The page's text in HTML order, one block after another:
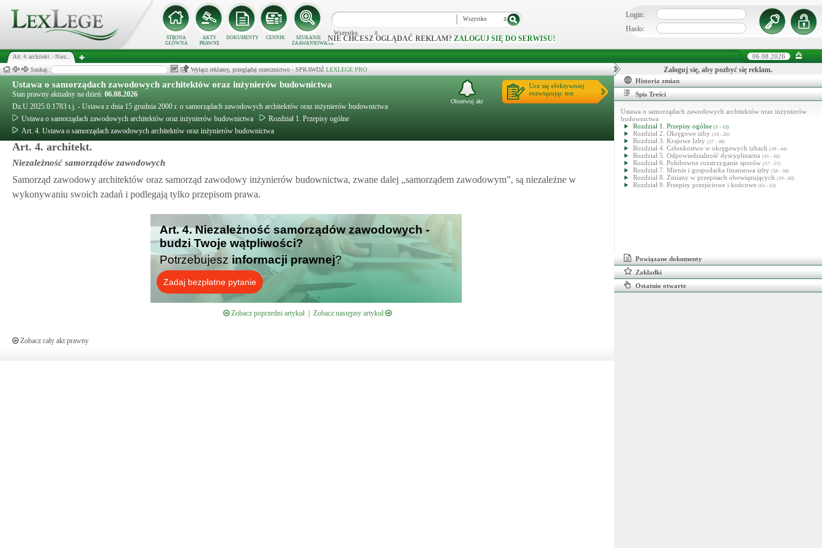
STRONA
GŁÓWNA
AKTY
PRAWNE
DOKUMENTY CENNIK
SZUKANIE
ZAAWANSOWANE
Wszystko
Wszystko
NIE CHCESZ OGLĄDAĆ REKLAM? ZALOGUJ SIĘ DO SERWISU!
Login:
Hasło:
Art. 4. architekt. - Niez... 06.08.2026
Szukaj: Wyłącz reklamy, przeglądaj orzecznictwo - SPRAWDŹ LEXLEGE PRO
Ustawa o samorządach zawodowych architektów oraz inżynierów budownictwa
Stan prawny aktualny na dzień: 06.08.2026
Dz.U.2025.0.1783 t.j. - Ustawa z dnia 15 grudnia 2000 r. o samorządach zawodowych architektów oraz inżynierów budownictwa
Ustawa o samorządach zawodowych architektów oraz inżynierów budownictwa
Rozdział 1. Przepisy ogólne
Art. 4. Ustawa o samorządach zawodowych architektów oraz inżynierów budownictwa
Ucz się efektywniej
rozwiązując test
Obserwuj akt
Art. 4. architekt.
Niezależność samorządów zawodowych
Samorząd zawodowy architektów oraz samorząd zawodowy inżynierów budownictwa, zwane dalej „samorządem zawodowym”, są niezależne w
wykonywaniu swoich zadań i podlegają tylko przepisom prawa.
Art. 4. Niezależność samorządów zawodowych -
budzi Twoje wątpliwości?
Potrzebujesz informacji prawnej?
Zadaj bezpłatne pytanie
Zobacz poprzedni artykuł| Zobacz następny artykuł
Zobacz cały akt prawny
Zaloguj się, aby pozbyć się reklam.
Historia zmian
Spis Treści
Ustawa o samorządach zawodowych architektów oraz inżynierów
budownictwa
Rozdział 1. Przepisy ogólne (1 - 13)
Rozdział 2. Okręgowe izby (14 - 26)
Rozdział 3. Krajowe Izby (27 - 38)
Rozdział 4. Członkostwo w okręgowych izbach (39 - 44)
Rozdział 5. Odpowiedzialność dyscyplinarna (45 - 56)
Rozdział 6. Polubowne rozstrzyganie sporów (57 - 57)
Rozdział 7. Mienie i gospodarka finansowa izby (58 - 58)
Rozdział 8. Zmiany w przepisach obowiązujących (59 - 60)
Rozdział 9. Przepisy przejściowe i końcowe (61 - 63)
Powiązane dokumenty
Zakładki
Ostatnio otwarte